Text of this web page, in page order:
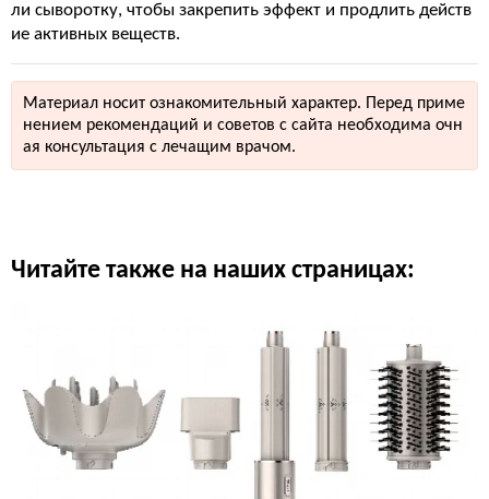
ли сыворотку, чтобы закрепить эффект и продлить действ
ие активных веществ.
Материал носит ознакомительный характер. Перед приме
нением рекомендаций и советов с сайта необходима очн
ая консультация с лечащим врачом.
Читайте также на наших страницах: